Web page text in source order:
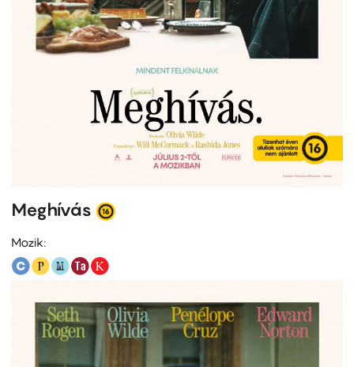
Meghívás
Mozik: